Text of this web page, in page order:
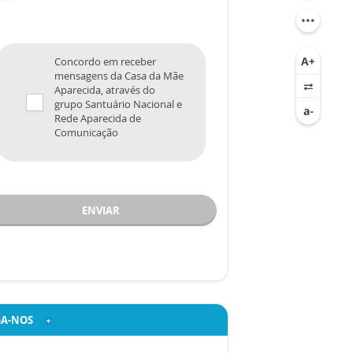
Concordo em receber
mensagens da Casa da Mãe
Aparecida, através do
grupo Santuário Nacional e
Rede Aparecida de
Comunicação
ENVIAR
NOS